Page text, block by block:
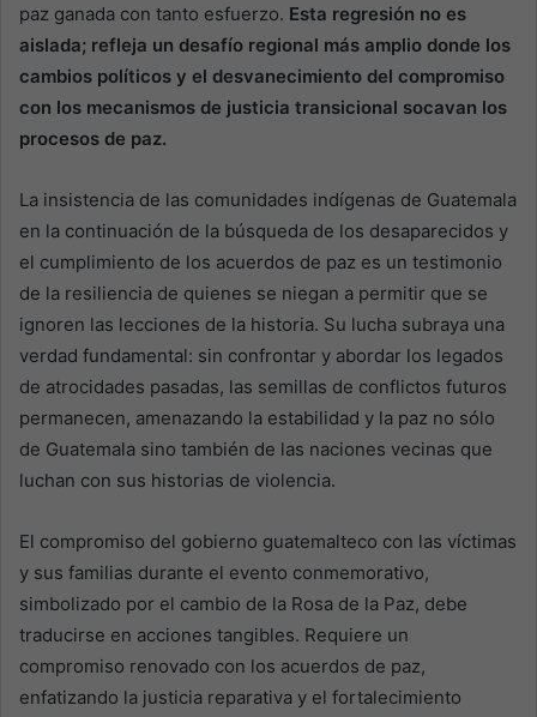
paz ganada con tanto esfuerzo. Esta regresión no es
aislada; refleja un desafío regional más amplio donde los
cambios políticos y el desvanecimiento del compromiso
con los mecanismos de justicia transicional socavan los
procesos de paz.
La insistencia de las comunidades indígenas de Guatemala
en la continuación de la búsqueda de los desaparecidos y
el cumplimiento de los acuerdos de paz es un testimonio
de la resiliencia de quienes se niegan a permitir que se
ignoren las lecciones de la historia. Su lucha subraya una
verdad fundamental: sin confrontar y abordar los legados
de atrocidades pasadas, las semillas de conflictos futuros
permanecen, amenazando la estabilidad y la paz no sólo
de Guatemala sino también de las naciones vecinas que
luchan con sus historias de violencia.
El compromiso del gobierno guatemalteco con las víctimas
y sus familias durante el evento conmemorativo,
simbolizado por el cambio de la Rosa de la Paz, debe
traducirse en acciones tangibles. Requiere un
compromiso renovado con los acuerdos de paz,
enfatizando la justicia reparativa y el fortalecimiento